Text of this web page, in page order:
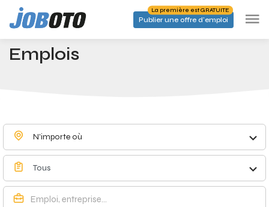
Skip to main content
Publier une offre d'emploi
La première est GRATUITE
Accueil Emplois à Retie - Joboto
Emplois
N'importe où
Tous